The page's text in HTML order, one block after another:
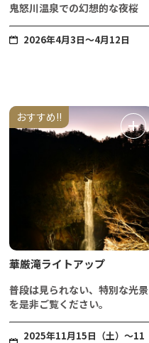
鬼怒川温泉での幻想的な夜桜
2026年4月3日～4月12日
おすすめ!!
華厳滝ライトアップ
普段は見られない、特別な光景
を是非ご覧ください。
2025年11月15日（土）～11